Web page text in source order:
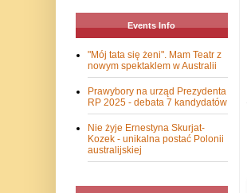
Events Info
"Mój tata się żeni". Mam Teatr z
nowym spektaklem w Australii
Prawybory na urząd Prezydenta
RP 2025 - debata 7 kandydatów
Nie żyje Ernestyna Skurjat-
Kozek - unikalna postać Polonii
australijskiej